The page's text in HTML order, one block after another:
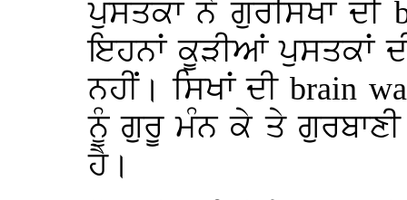
ਪੁਸਤਕਾਂ ਨੇ ਗੁਰਸਿਖਾਂ ਦੀ
ਇਹਨਾਂ ਕੂੜੀਆਂ ਪੁਸਤਕਾਂ
ਨਹੀਂ। ਸਿਖਾਂ ਦੀ brain
ਨੂੰ ਗੁਰੂ ਮੰਨ ਕੇ ਤੇ ਗੁਰਬਾਣੀ
ਹੈ।